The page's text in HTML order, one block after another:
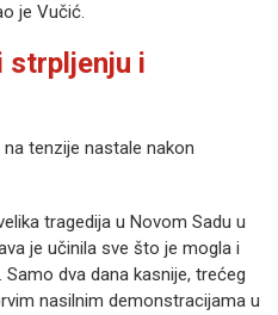
je Vučić.
strpljenju i
tenzije nastale nakon
tragedija u Novom Sadu u
je učinila sve što je mogla i
dva dana kasnije, trećeg
nasilnim demonstracijama u